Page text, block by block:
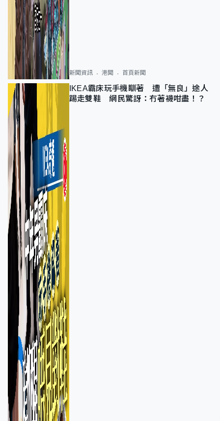
新聞資訊 港聞 首頁新聞
IKEA霸床玩手機瞓著 遭「無良」途人
踢走雙鞋 網民驚訝：冇著襪咁盡！？